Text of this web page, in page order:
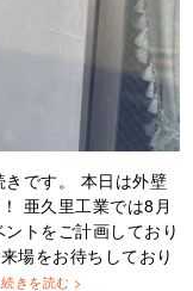
です。 本日は外壁
亜久里工業では8月
トをご計画しており
場をお待ちしており
きを読む >